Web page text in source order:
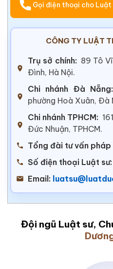
Gọi điện thoại cho Luật
CÔNG TY LUẬT
Trụ sở chính: 89 Tô
Đình, Hà Nội.
Chi nhánh Đà Nẵng:
phường Hoà Xuân, Đà
Chi nhánh TPHCM:
Đức Nhuận, TPHCM.
Tổng đài tư vấn pháp
Số điện thoại Luật sư:
Email:
Đội ngũ Luật sư,